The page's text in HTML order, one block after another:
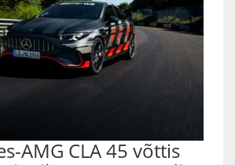
AMG CLA 45 võttis